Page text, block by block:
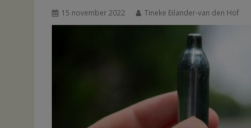
15 november 2022 Tineke Eilander-van den Hof